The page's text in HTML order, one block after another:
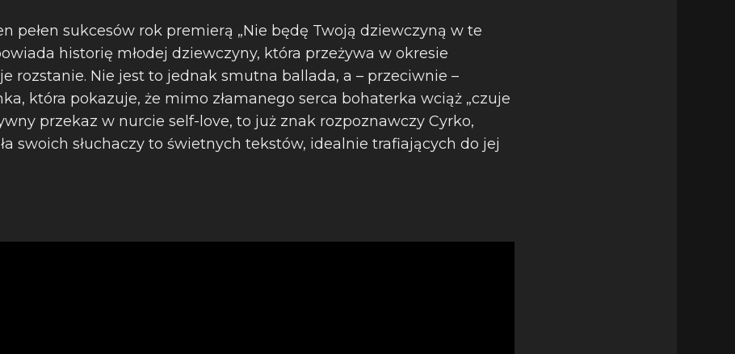
pełen sukcesów rok premierą „Nie będę Twoją dziewczyną w te
historię młodej dziewczyny, która przeżywa w okresie
rozstanie. Nie jest to jednak smutna ballada, a – przeciwnie –
która pokazuje, że mimo złamanego serca bohaterka wciąż „czuje
przekaz w nurcie self-love, to już znak rozpoznawczy Cyrko,
swoich słuchaczy to świetnych tekstów, idealnie trafiających do jej